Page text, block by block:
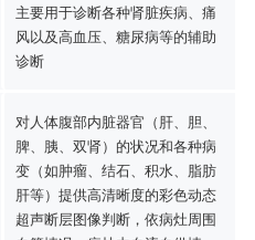
主要用于诊断各种肾脏疾病、痛
风以及高血压、糖尿病等的辅助
诊断
对人体腹部内脏器官（肝、胆、
脾、胰、双肾）的状况和各种病
变（如肿瘤、结石、积水、脂肪
肝等）提供高清晰度的彩色动态
超声断层图像判断，依病灶周围